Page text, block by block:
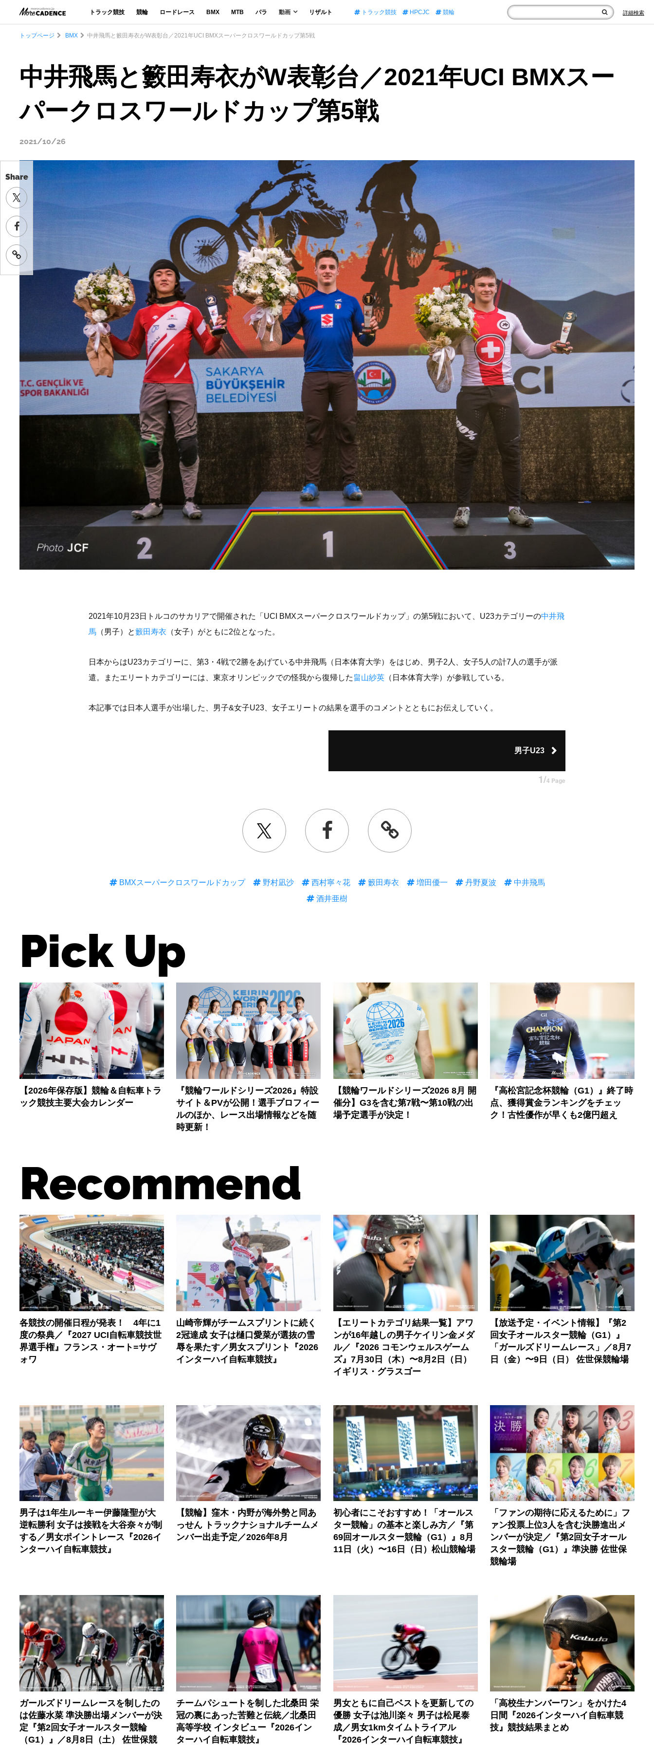
トラック競技 競輪 ロードレース BMX MTB パラ 動画 リザルト トラック競技 HPCJC 競輪 詳細検索
Share
トップページ BMX 中井飛馬と籔田寿衣がW表彰台／2021年UCI BMXスーパークロスワールドカップ第5戦
中井飛馬と籔田寿衣がW表彰台／2021年UCI BMXスー
パークロスワールドカップ第5戦
2021/10/26
2021年10月23日トルコのサカリアで開催された「UCI BMXスーパークロスワールドカップ」の第5戦において、U23カテゴリーの中井飛
馬 （男子）と籔田寿衣 （女子）がともに2位となった。
日本からはU23カテゴリーに、第3・4戦で2勝をあげている中井飛馬（日本体育大学）をはじめ、男子2人、女子5人の計7人の選手が派
遣。またエリートカテゴリーには、東京オリンピックでの怪我から復帰した 畠山紗英 （日本体育大学）が参戦している。
本記事では日本人選手が出場した、男子&女子U23、女子エリートの結果を選手のコメントとともにお伝えしていく。
男子U23
1/4 Page
BMXスーパークロスワールドカップ 野村凪沙 西村寧々花 籔田寿衣 増田優一 丹野夏波
中井飛馬
酒井亜樹
Pick Up
【2026年保存版】競輪＆自転車トラ
ック競技主要大会カレンダー
『競輪ワールドシリーズ2026』特設
サイト＆PVが公開！選手プロフィー
ルのほか、レース出場情報などを随
時更新！
【競輪ワールドシリーズ2026 8月 開
催分】G3を含む第7戦〜第10戦の出
場予定選手が決定！
『高松宮記念杯競輪（G1）』終了時
点、獲得賞金ランキングをチェッ
ク！古性優作が早くも2億円超え
Recommend
各競技の開催日程が発表！ 4年に1
度の祭典／『2027 UCI自転車競技世
界選手権』フランス・オート=サヴ
ォワ
山崎帝輝がチームスプリントに続く
2冠達成 女子は樋口愛菜が選抜の雪
辱を果たす／男女スプリント『2026
インターハイ自転車競技』
【エリートカテゴリ結果一覧】アワ
ンが16年越しの男子ケイリン金メダ
ル／『2026 コモンウェルスゲーム
ズ』7月30日（木）〜8月2日（日）
イギリス・グラスゴー
【放送予定・イベント情報】『第2
回女子オールスター競輪（G1）』
「ガールズドリームレース」／8月7
日（金）〜9日（日） 佐世保競輪場
男子は1年生ルーキー伊藤隆聖が大
逆転勝利 女子は接戦を大谷奈々が制
する／男女ポイントレース『2026イ
ンターハイ自転車競技』
【競輪】窪木・内野が海外勢と同あ
っせん トラックナショナルチームメ
ンバー出走予定／2026年8月
初心者にこそおすすめ！「オールス
ター競輪」の基本と楽しみ方／『第
69回オールスター競輪（G1）』8月
11日（火）〜16日（日）松山競輪場
「ファンの期待に応えるために」フ
ァン投票上位3人を含む決勝進出メ
ンバーが決定／『第2回女子オール
スター競輪（G1）』準決勝 佐世保
競輪場
ガールズドリームレースを制したの
は佐藤水菜 準決勝出場メンバーが決
定『第2回女子オールスター競輪
（G1）』／8月8日（土） 佐世保競
チームパシュートを制した北桑田 栄
冠の裏にあった苦難と伝統／北桑田
高等学校 インタビュー『2026イン
ターハイ自転車競技』
男女ともに自己ベストを更新しての
優勝 女子は池川楽々 男子は松尾泰
成／男女1kmタイムトライアル
『2026インターハイ自転車競技』
「高校生ナンバーワン」をかけた4
日間『2026インターハイ自転車競
技』競技結果まとめ